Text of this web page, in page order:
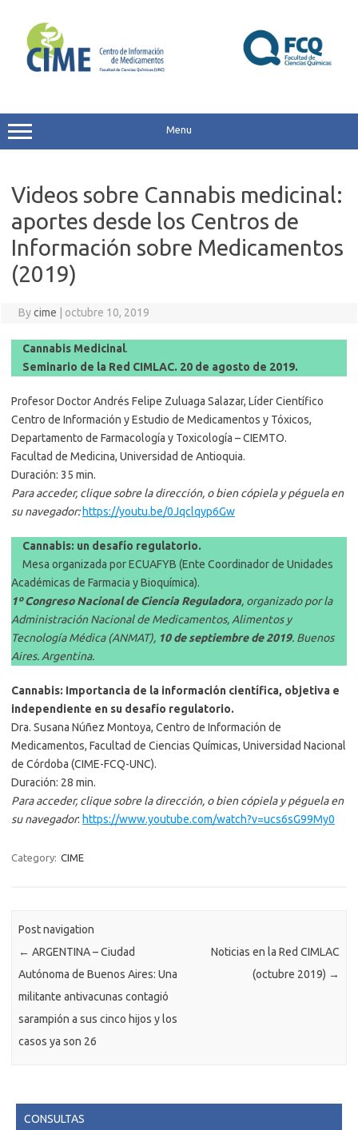
content
Menu
Videos sobre Cannabis medicinal:
aportes desde los Centros de
Información sobre Medicamentos
(2019)
Bycime octubre 10, 2019
Cannabis Medicinal.
Seminario de la Red CIMLAC. 20 de agosto de 2019.
Profesor Doctor Andrés Felipe Zuluaga Salazar, Líder Científico
Centro de Información y Estudio de Medicamentos y Tóxicos,
Departamento de Farmacología y Toxicología – CIEMTO.
Facultad de Medicina, Universidad de Antioquia.
Duración: 35 min.
Para acceder, clique sobre la dirección, o bien cópiela y péguela en
su navegador: https://youtu.be/0Jqclqyp6Gw
Cannabis: un desafío regulatorio.
Mesa organizada por ECUAFYB (Ente Coordinador de Unidades
Académicas de Farmacia y Bioquímica).
1º Congreso Nacional de Ciencia Reguladora, organizado por la
Administración Nacional de Medicamentos, Alimentos y
Tecnología Médica (ANMAT), 10 de septiembre de 2019. Buenos
Aires. Argentina.
Cannabis: Importancia de la información científica, objetiva e
independiente en su desafío regulatorio.
Dra. Susana Núñez Montoya, Centro de Información de
Medicamentos, Facultad de Ciencias Químicas, Universidad Nacional
de Córdoba (CIME-FCQ-UNC).
Duración: 28 min.
Para acceder, clique sobre la dirección, o bien cópiela y péguela en
su navegador: https://www.youtube.com/watch?v=ucs6sG99My0
Category: CIME
Post navigation
← ARGENTINA – Ciudad
Autónoma de Buenos Aires: Una
militante antivacunas contagió
sarampión a sus cinco hijos y los
casos ya son 26
Noticias en la Red CIMLAC
(octubre 2019) →
CONSULTAS